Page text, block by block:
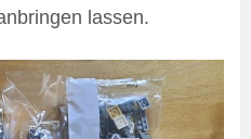
lassen.